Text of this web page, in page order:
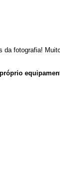
fotografia! Muito